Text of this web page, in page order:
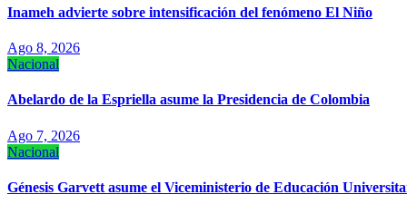
Inameh advierte sobre intensificación del fenómeno El Niño
Ago 8, 2026
Nacional
Abelardo de la Espriella asume la Presidencia de Colombia
Ago 7, 2026
Nacional
Génesis Garvett asume el Viceministerio de Educación